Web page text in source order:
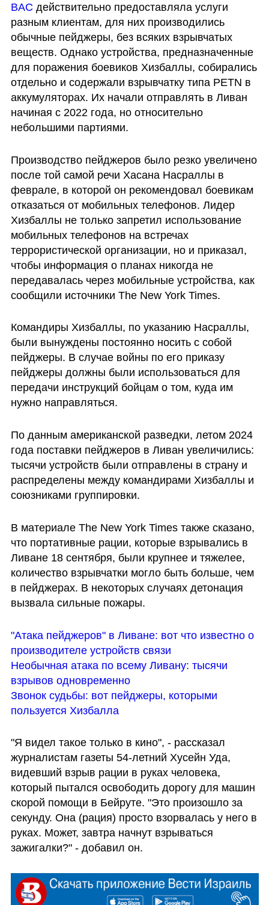
BAC действительно предоставляла услуги
разным клиентам, для них производились
обычные пейджеры, без всяких взрывчатых
веществ. Однако устройства, предназначенные
для поражения боевиков Хизбаллы, собирались
отдельно и содержали взрывчатку типа PETN в
аккумуляторах. Их начали отправлять в Ливан
начиная с 2022 года, но относительно
небольшими партиями.
Производство пейджеров было резко увеличено
после той самой речи Хасана Насраллы в
феврале, в которой он рекомендовал боевикам
отказаться от мобильных телефонов. Лидер
Хизбаллы не только запретил использование
мобильных телефонов на встречах
террористической организации, но и приказал,
чтобы информация о планах никогда не
передавалась через мобильные устройства, как
сообщили источники The New York Times.
Командиры Хизбаллы, по указанию Насраллы,
были вынуждены постоянно носить с собой
пейджеры. В случае войны по его приказу
пейджеры должны были использоваться для
передачи инструкций бойцам о том, куда им
нужно направляться.
По данным американской разведки, летом 2024
года поставки пейджеров в Ливан увеличились:
тысячи устройств были отправлены в страну и
распределены между командирами Хизбаллы и
союзниками группировки.
В материале The New York Times также сказано,
что портативные рации, которые взрывались в
Ливане 18 сентября, были крупнее и тяжелее,
количество взрывчатки могло быть больше, чем
в пейджерах. В некоторых случаях детонация
вызвала сильные пожары.
"Атака пейджеров" в Ливане: вот что известно о
производителе устройств связи
Необычная атака по всему Ливану: тысячи
взрывов одновременно
Звонок судьбы: вот пейджеры, которыми
пользуется Хизбалла
"Я видел такое только в кино", - рассказал
журналистам газеты 54-летний Хусейн Уда,
видевший взрыв рации в руках человека,
который пытался освободить дорогу для машин
скорой помощи в Бейруте. "Это произошло за
секунду. Она (рация) просто взорвалась у него в
руках. Может, завтра начнут взрываться
зажигалки?" - добавил он.